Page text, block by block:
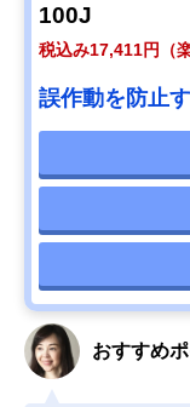
100J
税込み17,411円（
誤作動を防止
おすすめ